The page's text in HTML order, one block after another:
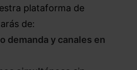
plataforma de
de:
demanda y canales en